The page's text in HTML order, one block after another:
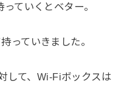
ていくとベター。
っていきました。
して、Wi-Fiボックスは